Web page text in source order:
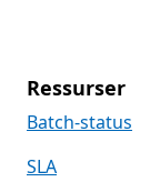
Ressurser
Batch-status
SLA